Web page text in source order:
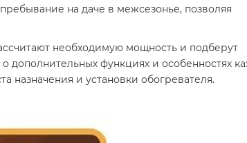
на даче в межсезонье, позволяя
необходимую мощность и подберут
дополнительных функциях и особенностях
назначения и установки обогревателя.